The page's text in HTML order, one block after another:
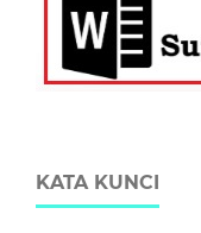
KATA KUNCI